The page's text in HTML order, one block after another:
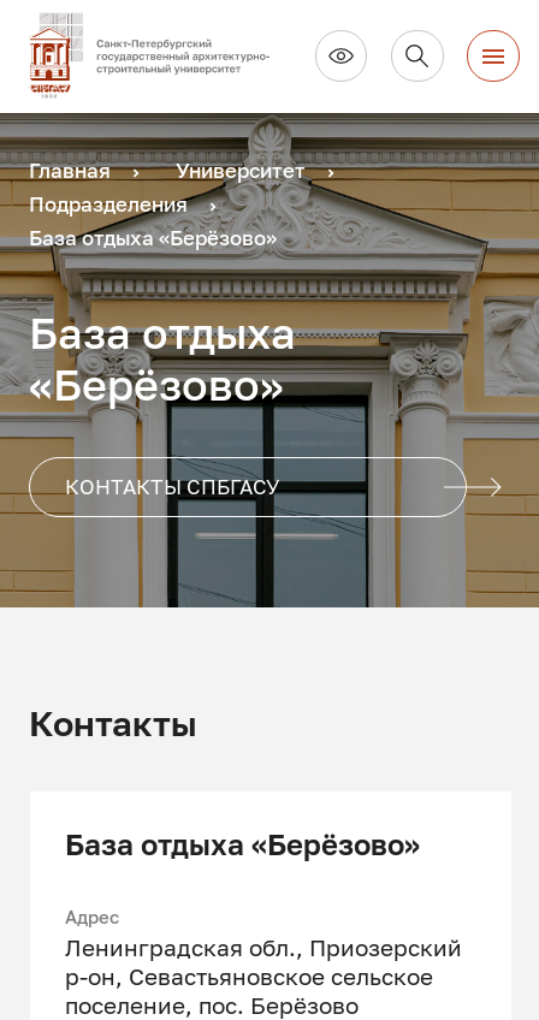
Главная
Университет
Подразделения
База отдыха «Берёзово»
База отдыха
«Берёзово»
КОНТАКТЫ СПБГАСУ
Контакты
База отдыха «Берёзово»
Адрес
Ленинградская обл., Приозерский
р-он, Севастьяновское сельское
поселение, пос. Берёзово